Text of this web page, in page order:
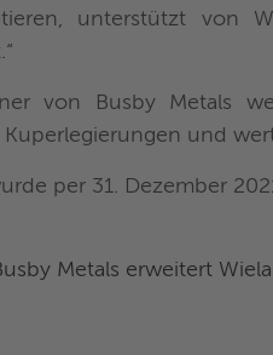
unterstützt von
von Busby Metals
und
per 31. Dezember
Metals erweitert